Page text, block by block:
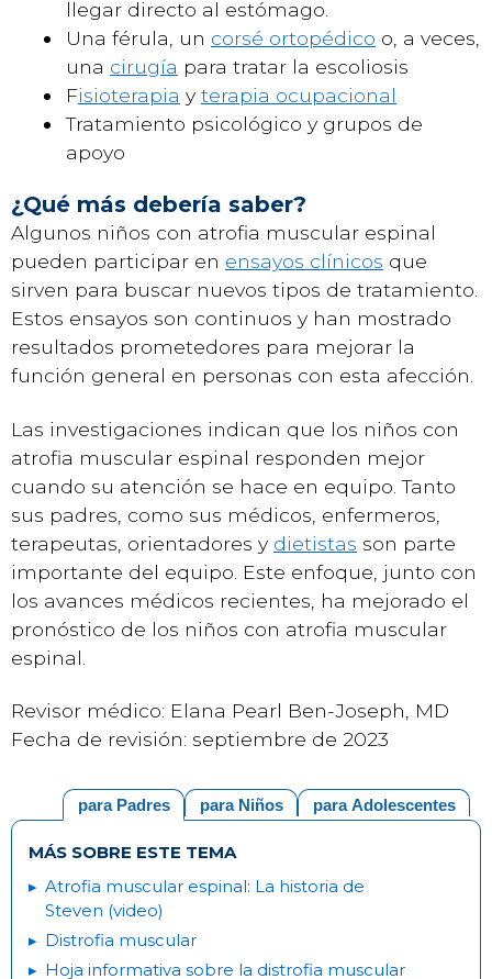
llegar directo al estómago.
Una férula, un corsé ortopédico o, a veces,
una cirugía para tratar la escoliosis
Fisioterapia y terapia ocupacional
Tratamiento psicológico y grupos de
apoyo
¿Qué más debería saber?
Algunos niños con atrofia muscular espinal
pueden participar en ensayos clínicos que
sirven para buscar nuevos tipos de tratamiento.
Estos ensayos son continuos y han mostrado
resultados prometedores para mejorar la
función general en personas con esta afección.
Las investigaciones indican que los niños con
atrofia muscular espinal responden mejor
cuando su atención se hace en equipo. Tanto
sus padres, como sus médicos, enfermeros,
terapeutas, orientadores y dietistas son parte
importante del equipo. Este enfoque, junto con
los avances médicos recientes, ha mejorado el
pronóstico de los niños con atrofia muscular
espinal.
Revisor médico: Elana Pearl Ben-Joseph, MD
Fecha de revisión: septiembre de 2023
para Adolescentes
para Niños
para Padres
MÁS SOBRE ESTE TEMA
Atrofia muscular espinal: La historia de
Steven (video)
Distrofia muscular
Hoja informativa sobre la distrofia muscular